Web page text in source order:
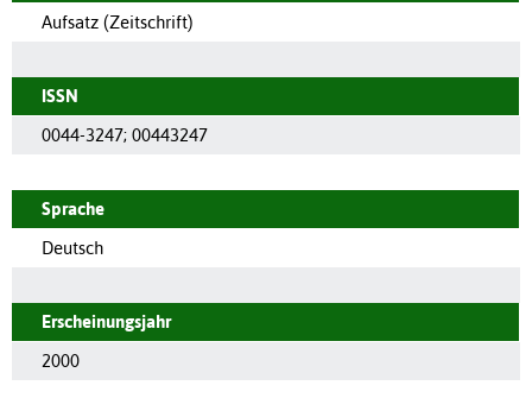
Aufsatz (Zeitschrift)
ISSN
0044-3247; 00443247
Sprache
Deutsch
Erscheinungsjahr
2000